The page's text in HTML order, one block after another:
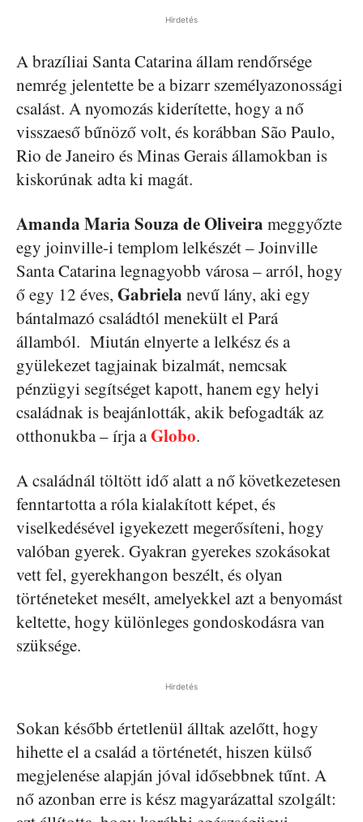
Hirdetés
A brazíliai Santa Catarina állam rendőrsége
nemrég jelentette be a bizarr személyazonossági
csalást. A nyomozás kiderítette, hogy a nő
visszaeső bűnöző volt, és korábban São Paulo,
Rio de Janeiro és Minas Gerais államokban is
kiskorúnak adta ki magát.
Amanda Maria Souza de Oliveira meggyőzte
egy joinville-i templom lelkészét – Joinville
Santa Catarina legnagyobb városa – arról, hogy
ő egy 12 éves, Gabriela nevű lány, aki egy
bántalmazó családtól menekült el Pará
államból. Miután elnyerte a lelkész és a
gyülekezet tagjainak bizalmát, nemcsak
pénzügyi segítséget kapott, hanem egy helyi
családnak is beajánlották, akik befogadták az
otthonukba – írja aGlobo.
A családnál töltött idő alatt a nő következetesen
fenntartotta a róla kialakított képet, és
viselkedésével igyekezett megerősíteni, hogy
valóban gyerek. Gyakran gyerekes szokásokat
vett fel, gyerekhangon beszélt, és olyan
történeteket mesélt, amelyekkel azt a benyomást
keltette, hogy különleges gondoskodásra van
szüksége.
Hirdetés
Sokan később értetlenül álltak azelőtt, hogy
hihette el a család a történetét, hiszen külső
megjelenése alapján jóval idősebbnek tűnt. A
nő azonban erre is kész magyarázattal szolgált: